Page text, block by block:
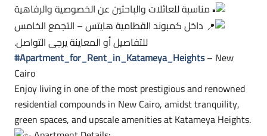
مناسبة للعائلات والباحثين عن الخصوصية والرفاهية
داخل كمبوند القطامية هايتس – التجمع الخامس
للتفاصيل أو المعاينة يرجى التواصل.
#Apartment_for_Rent_in_Katameya_Heights– New
Cairo
Enjoy living in one of the most prestigious and renowned
residential compounds in New Cairo, amidst tranquility,
green spaces, and upscale amenities at Katameya Heights.